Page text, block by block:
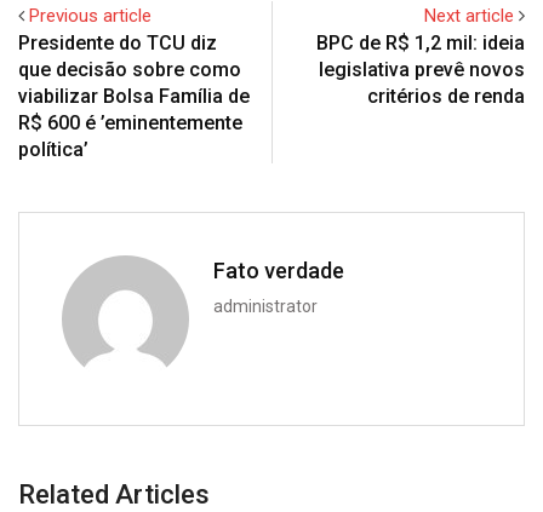
Previous article
Presidente do TCU diz
que decisão sobre como
viabilizar Bolsa Família de
R$ 600 é ’eminentemente
política’
Next article
BPC de R$ 1,2 mil: ideia
legislativa prevê novos
critérios de renda
Fato verdade
administrator
Related Articles